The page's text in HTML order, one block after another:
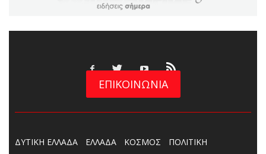
ΕΠΙΚΟΙΝΩΝΙΑ
ΔΥΤΙΚΗ ΕΛΛΑΔΑ ΕΛΛΑΔΑ ΚΟΣΜΟΣ ΠΟΛΙΤΙΚΗ